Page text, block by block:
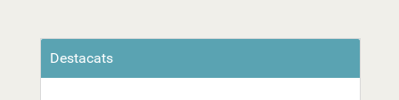
Destacats